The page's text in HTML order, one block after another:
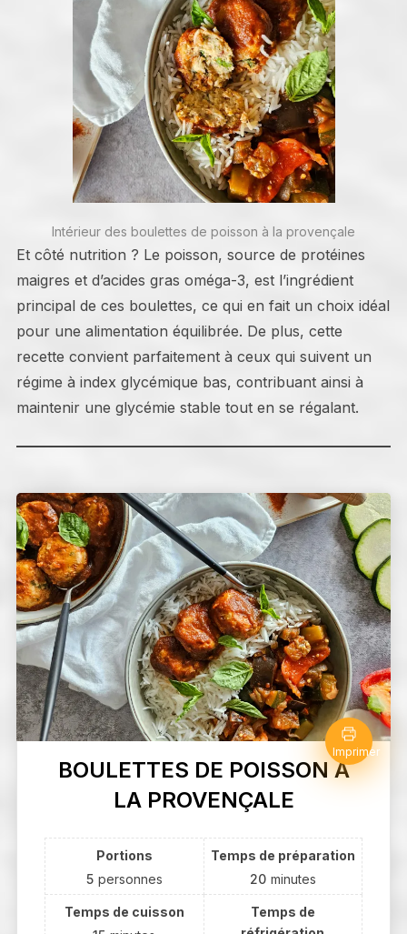
Intérieur des boulettes de poisson à la provençale
Et côté nutrition ? Le poisson, source de protéines
maigres et d’acides gras oméga-3, est l’ingrédient
principal de ces boulettes, ce qui en fait un choix idéal
pour une alimentation équilibrée. De plus, cette
recette convient parfaitement à ceux qui suivent un
régime à index glycémique bas, contribuant ainsi à
maintenir une glycémie stable tout en se régalant.
Imprimer
BOULETTES DE POISSON À
LA PROVENÇALE
Portions
5 personnes
Temps de préparation
20 minutes
Temps de cuisson
Temps de